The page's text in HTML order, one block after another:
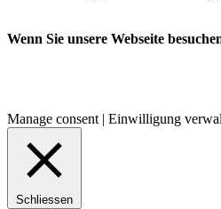
Wenn Sie unsere Webseite
Manage consent | Einwilligung
Schliessen